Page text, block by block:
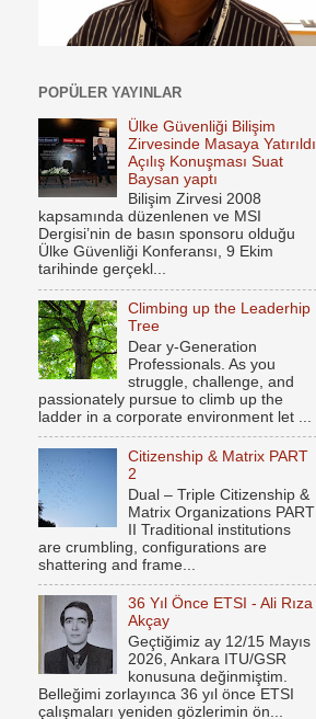
POPÜLER YAYINLAR
Ülke Güvenliği Bilişim
Zirvesinde Masaya Yatırıldı
Açılış Konuşması Suat
Baysan yaptı
Bilişim Zirvesi 2008
kapsamında düzenlenen ve MSI
Dergisi’nin de basın sponsoru olduğu
Ülke Güvenliği Konferansı, 9 Ekim
tarihinde gerçekl...
Climbing up the Leaderhip
Tree
Dear y-Generation
Professionals. As you
struggle, challenge, and
passionately pursue to climb up the
ladder in a corporate environment let ...
Citizenship & Matrix PART
2
Dual – Triple Citizenship &
Matrix Organizations PART
II Traditional institutions
are crumbling, configurations are
shattering and frame...
36 Yıl Önce ETSI - Ali Rıza
Akçay
Geçtiğimiz ay 12/15 Mayıs
2026, Ankara ITU/GSR
konusuna değinmiştim.
Belleğimi zorlayınca 36 yıl önce ETSI
çalışmaları yeniden gözlerimin ön...